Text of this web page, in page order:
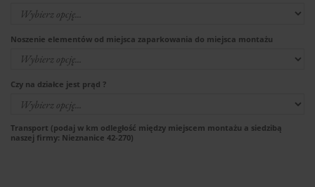
Noszenie elementów od miejsca zaparkowania do miejsca montażu
Czy na działce jest prąd ?
Transport (podaj w km odległość między miejscem montażu a siedzibą
naszej firmy: Nieznanice 42-270)